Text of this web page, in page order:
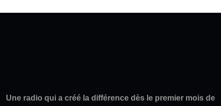
Une radio qui a créé la différence dès le premier mois de